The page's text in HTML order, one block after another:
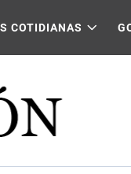
COTIDIANAS